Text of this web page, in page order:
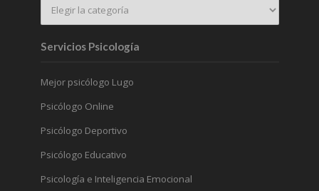
Servicios Psicología
Mejor psicólogo Lugo
Psicólogo Online
Psicólogo Deportivo
Psicólogo Educativo
Psicología e Inteligencia Emocional